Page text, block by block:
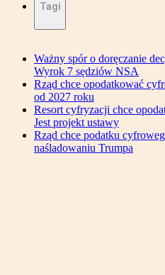
Tagi
Ważny spór o doręczanie
Wyrok 7 sędziów NSA
Rząd chce opodatkować
od 2027 roku
Resort cyfryzacji chce
Jest projekt ustawy
Rząd chce podatku
naśladowaniu Trumpa